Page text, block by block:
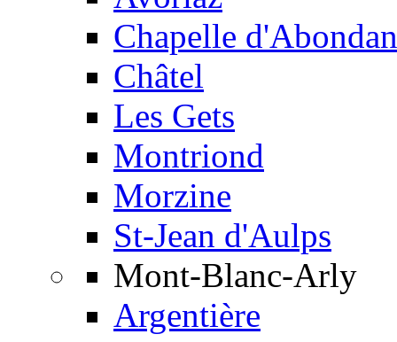
Chapelle
Châtel
Les Gets
Montriond
Morzine
St-Jean d'Aulps
Mont-Blanc-Arly
Argentière